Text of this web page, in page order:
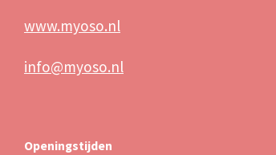
www.myoso.nl
info@myoso.nl
Openingstijden